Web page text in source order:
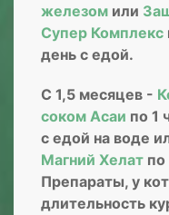
железом или
Супер Комплекс
день с едой.
С 1,5 месяцев -
соком Асаи по 1
с едой на воде
Магний Хелат по
Препараты, у
длительность